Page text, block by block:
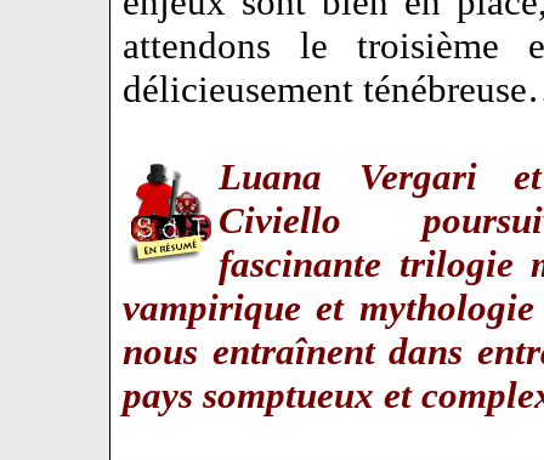
attendons le troisième
délicieusement
Luana Vergari
Civiello
fascinante trilogie
vampirique et
nous entraînent dans
pays somptueux et